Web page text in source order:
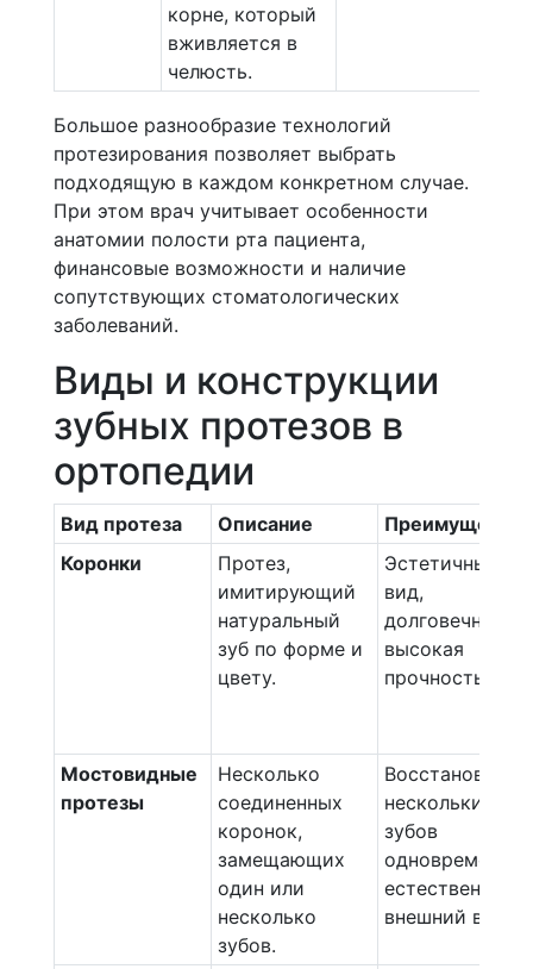
корне, который
вживляется в
челюсть.
Большое разнообразие технологий
протезирования позволяет выбрать
подходящую в каждом конкретном случае.
При этом врач учитывает особенности
анатомии полости рта пациента,
финансовые возможности и наличие
сопутствующих стоматологических
заболеваний.
Виды и конструкции
зубных протезов в
ортопедии
Вид протеза Описание
Преимущества
Коронки
Протез,
имитирующий
натуральный
зуб по форме и
цвету.
Эстетичный
вид,
долговечность,
высокая
прочность.
Мостовидные
протезы
Несколько
соединенных
коронок,
замещающих
один или
несколько
зубов.
нескольких
зубов
одновременно,
естественный
внешний вид.